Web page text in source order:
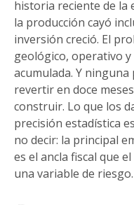
historia reciente de la
la producción cayó
inversión creció. El
geológico, operativo y
acumulada. Y ninguna
revertir en doce
construir. Lo que los
precisión estadística
no decir: la principal
es el ancla fiscal que
una variable de riesgo.